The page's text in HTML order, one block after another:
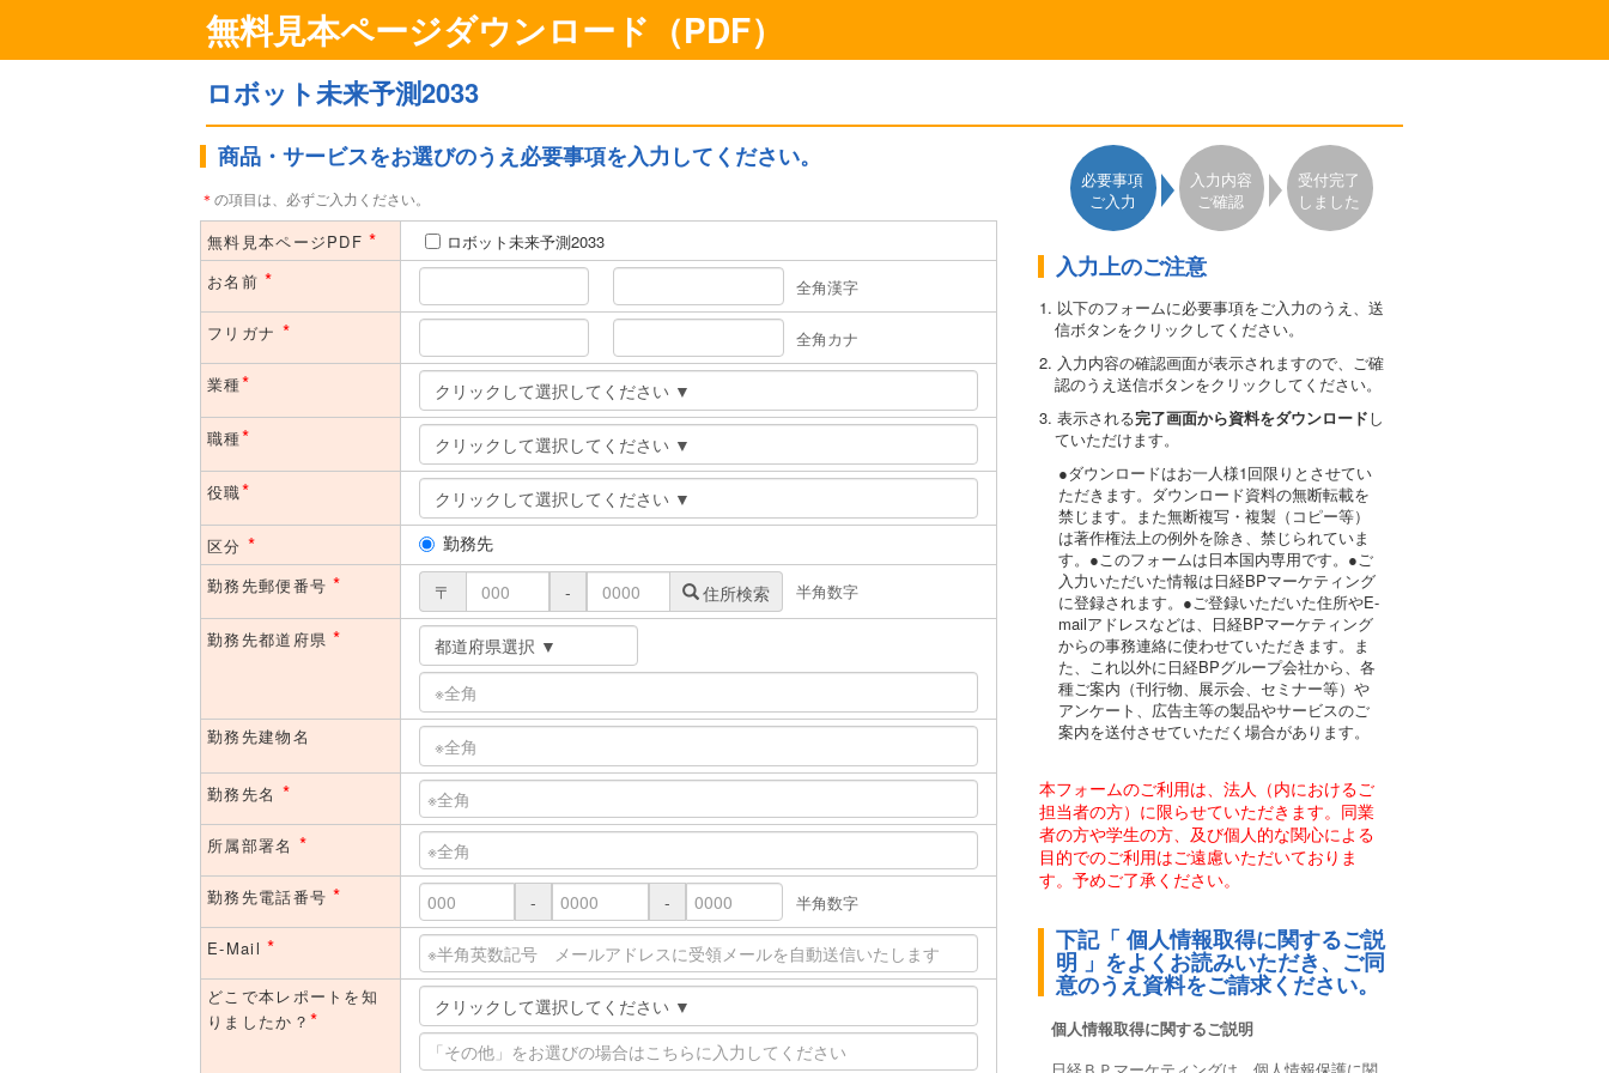
無料見本ページダウンロード（PDF）
ロボット未来予測2033
必要事項
ご入力
入力内容
ご確認
受付完了
しました
入力上のご注意
1. 以下のフォームに必要事項をご入力のうえ、送
信ボタンをクリックしてください。
2. 入力内容の確認画面が表示されますので、ご確
認のうえ送信ボタンをクリックしてください。
3. 表示される完了画面から資料をダウンロードし
ていただけます。
●ダウンロードはお一人様1回限りとさせてい
ただきます。ダウンロード資料の無断転載を
禁じます。また無断複写・複製（コピー等）
は著作権法上の例外を除き、禁じられていま
す。●このフォームは日本国内専用です。●ご
入力いただいた情報は日経BPマーケティング
に登録されます。●ご登録いただいた住所やE-
mailアドレスなどは、日経BPマーケティング
からの事務連絡に使わせていただきます。ま
た、これ以外に日経BPグループ会社から、各
種ご案内（刊行物、展示会、セミナー等）や
アンケート、広告主等の製品やサービスのご
案内を送付させていただく場合があります。
本フォームのご利用は、法人（内におけるご
担当者の方）に限らせていただきます。同業
者の方や学生の方、及び個人的な関心による
目的でのご利用はご遠慮いただいておりま
す。予めご了承ください。
下記「 個人情報取得に関するご説
明 」をよくお読みいただき、ご同
意のうえ資料をご請求ください。
商品・サービスをお選びのうえ必要事項を入力してください。
＊の項目は、必ずご入力ください。
無料見本ページPDF*
ロボット未来予測2033
お名前* 全角漢字
フリガナ * 全角カナ
業種*
職種*
役職*
区分 * 勤務先
勤務先郵便番号* 〒 - 住所検索 半角数字
勤務先都道府県*
勤務先建物名
勤務先名 *
所属部署名 *
勤務先電話番号* - - 半角数字
E-Mail*
どこで本レポートを知
りましたか？ *